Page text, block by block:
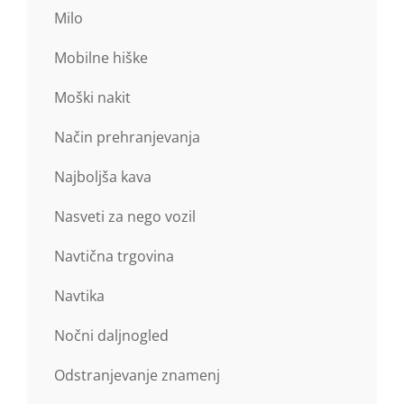
Milo
Mobilne hiške
Moški nakit
Način prehranjevanja
Najboljša kava
Nasveti za nego vozil
Navtična trgovina
Navtika
Nočni daljnogled
Odstranjevanje znamenj